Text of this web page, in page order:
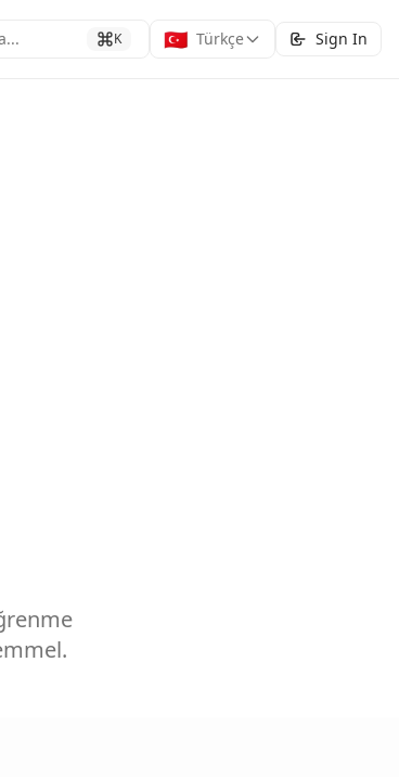
K 🇹🇷 Türkçe Sign In